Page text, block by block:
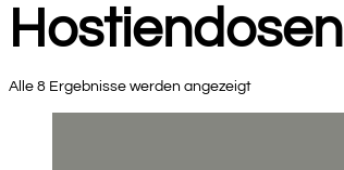
Hostiendosen
Alle 8 Ergebnisse werden angezeigt